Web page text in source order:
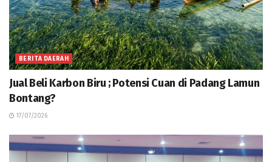
BERITA DAERAH
Jual Beli Karbon Biru ; Potensi Cuan di Padang Lamun
Bontang?
17/07/2026